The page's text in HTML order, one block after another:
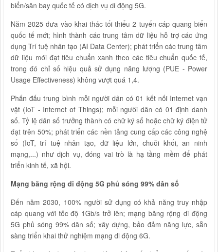
biển/sân bay quốc tế có dịch vụ di động 5G.
Năm 2025 đưa vào khai thác tối thiểu 2 tuyến cáp quang biển
quốc tế mới; hình thành các trung tâm dữ liệu hỗ trợ các ứng
dụng Trí tuệ nhân tạo (AI Data Center); phát triển các trung tâm
dữ liệu mới đạt tiêu chuẩn xanh theo các tiêu chuẩn quốc tế,
trong đó chỉ số hiệu quả sử dụng năng lượng (PUE - Power
Usage Effectiveness) không vượt quá 1,4.
Phấn đấu trung bình mỗi người dân có 01 kết nối Internet vạn
vật (IoT - Internet of Things); mỗi người dân có 01 định danh
số. Tỷ lệ dân số trưởng thành có chữ ký số hoặc chữ ký điện tử
đạt trên 50%; phát triển các nền tảng cung cấp các công nghệ
số (IoT, trí tuệ nhân tạo, dữ liệu lớn, chuỗi khối, an ninh
mạng,...) như dịch vụ, đóng vai trò là hạ tầng mềm để phát
triển kinh tế, xã hội.
Mạng băng rộng di động 5G phủ sóng 99% dân số
Đến năm 2030, 100% người sử dụng có khả năng truy nhập
cáp quang với tốc độ 1Gb/s trở lên; mạng băng rộng di động
5G phủ sóng 99% dân số; xây dựng, bảo đảm năng lực, sẵn
sàng triển khai thử nghiệm mạng di động 6G.